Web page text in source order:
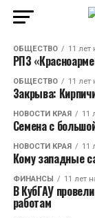
ОБЩЕСТВО 11 лет
РПЗ
ОБЩЕСТВО 11 лет
Закрыва:
НОВОСТИ КРАЯ 11
Семена с
НОВОСТИ КРАЯ 11
Кому западные
ФИНАНСЫ 11 лет
В КубГАУ
работам